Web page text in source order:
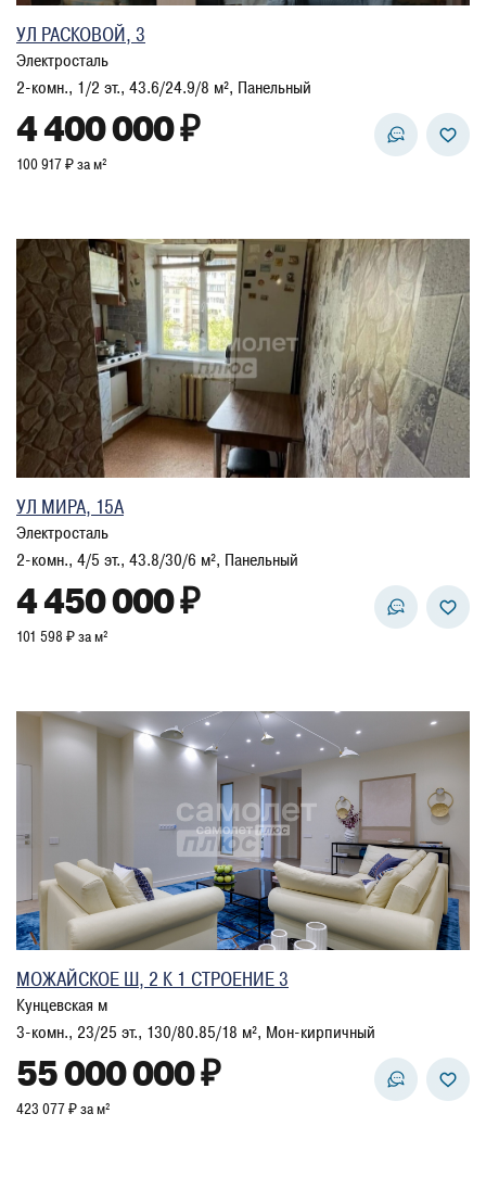
УЛ РАСКОВОЙ, 3
Электросталь
2-комн., 1/2 эт., 43.6/24.9/8 м², Панельный
4 400 000 ₽
100 917 ₽ за м²
УЛ МИРА, 15А
Электросталь
2-комн., 4/5 эт., 43.8/30/6 м², Панельный
4 450 000 ₽
101 598 ₽ за м²
МОЖАЙСКОЕ Ш, 2 К 1 СТРОЕНИЕ 3
Кунцевская м
3-комн., 23/25 эт., 130/80.85/18 м², Мон-кирпичный
55 000 000 ₽
423 077 ₽ за м²